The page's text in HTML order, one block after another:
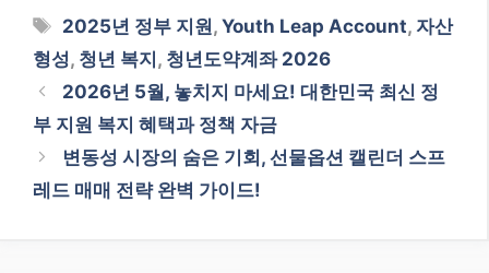
Tags
2025년 정부 지원,Youth Leap Account, 자산
형성, 청년 복지 , 청년도약계좌 2026
2026년 5월, 놓치지 마세요! 대한민국 최신 정
부 지원 복지 혜택과 정책 자금
변동성 시장의 숨은 기회, 선물옵션 캘린더 스프
레드 매매 전략 완벽 가이드!